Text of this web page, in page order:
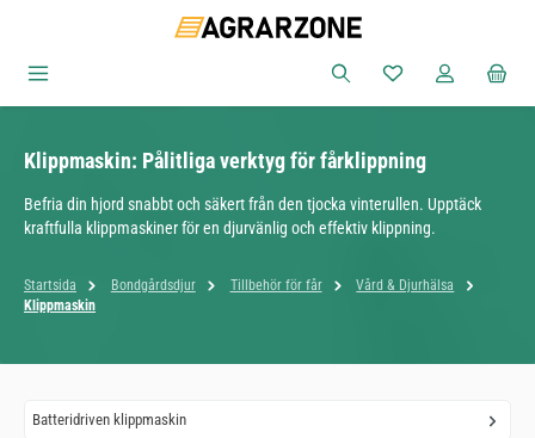
Du har 0 objekt i
Klippmaskin: Pålitliga verktyg för fårklippning
Befria din hjord snabbt och säkert från den tjocka vinterullen. Upptäck
kraftfulla klippmaskiner för en djurvänlig och effektiv klippning.
Startsida Bondgårdsdjur Tillbehör för får
Vård & Djurhälsa
Klippmaskin
Batteridriven klippmaskin